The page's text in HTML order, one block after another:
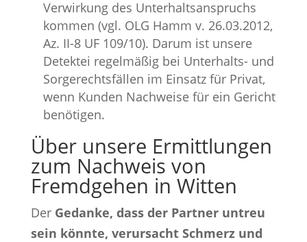
Verwirkung des Unterhaltsanspruchs
kommen (vgl. OLG Hamm v. 26.03.2012,
Az. II-8 UF 109/10). Darum ist unsere
Detektei regelmäßig bei Unterhalts- und
Sorgerechtsfällen im Einsatz für Privat,
wenn Kunden Nachweise für ein Gericht
benötigen.
Über unsere Ermittlungen
zum Nachweis von
Fremdgehen in Witten
Der Gedanke, dass der Partner untreu
sein könnte, verursacht Schmerz und